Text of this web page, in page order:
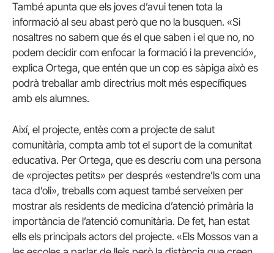
També apunta que els joves d’avui tenen tota la
informació al seu abast però que no la busquen. «Si
nosaltres no sabem que és el que saben i el que no, no
podem decidir com enfocar la formació i la prevenció»,
explica Ortega, que entén que un cop es sàpiga això es
podrà treballar amb directrius molt més específiques
amb els alumnes.
Així, el projecte, entès com a projecte de salut
comunitària, compta amb tot el suport de la comunitat
educativa. Per Ortega, que es descriu com una persona
de «projectes petits» per després «estendre’ls com una
taca d’oli», treballs com aquest també serveixen per
mostrar als residents de medicina d’atenció primària la
importància de l’atenció comunitària. De fet, han estat
ells els principals actors del projecte. «Els Mossos van a